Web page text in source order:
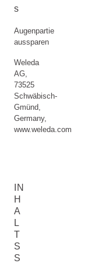
s
Augenpartie
aussparen
Weleda
AG,
73525
Schwäbisch-
Gmünd,
Germany,
www.weleda.com
IN
H
A
L
T
S
S